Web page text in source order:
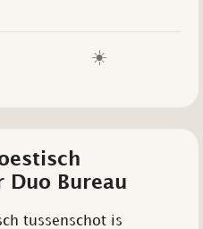
Duo Bureau
tussenschot is
☀️